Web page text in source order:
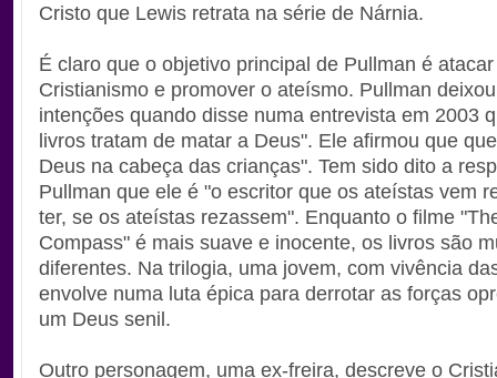
Cristo que Lewis retrata na série de Nárnia.
É claro que o objetivo principal de Pullman é
Cristianismo e promover o ateísmo. Pullman
intenções quando disse numa entrevista em 2003
livros tratam de matar a Deus". Ele afirmou que
Deus na cabeça das crianças". Tem sido dito a
Pullman que ele é "o escritor que os ateístas vem
ter, se os ateístas rezassem". Enquanto o filme
Compass" é mais suave e inocente, os livros são
diferentes. Na trilogia, uma jovem, com vivência
envolve numa luta épica para derrotar as forças
um Deus senil.
Outro personagem, uma ex-freira, descreve o